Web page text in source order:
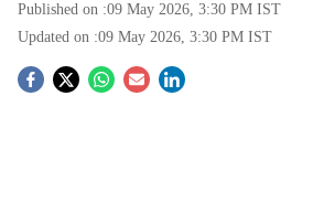
Published on :09 May 2026, 3:30 PM IST
Updated on :09 May 2026, 3:30 PM IST
S